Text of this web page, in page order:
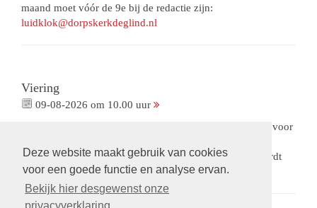
Deze website maakt gebruik van cookies
voor een goede functie en analyse ervan.
Bekijk hier desgewenst onze
maand moet vóór de 9e bij de redactie zijn:
luidklok@dorpskerkdeglind.nl
Viering
09-08-2026 om 10.00 uur
Viering met gemeenteleden als voorganger. Met collecte voor
beschikbaar via een besloten omgeving.Op verzoek
wordt
een link gestuurd.